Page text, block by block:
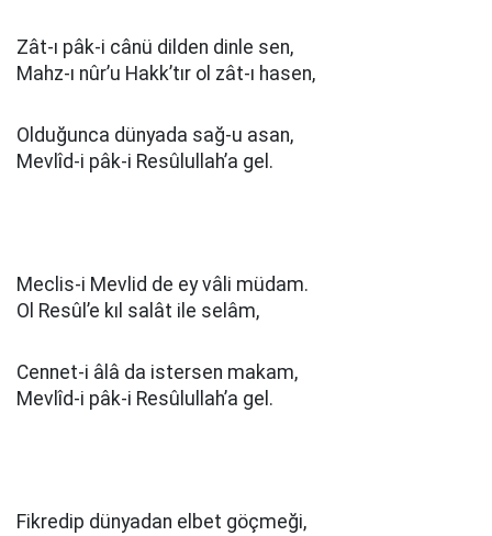
Zât-ı pâk-i cânü dilden dinle sen,
Mahz-ı nûr’u Hakk’tır ol zât-ı hasen,
Olduğunca dünyada sağ-u asan,
Mevlîd-i pâk-i Resûlullah’a gel.
Meclis-i Mevlid de ey vâli müdam.
Ol Resûl’e kıl salât ile selâm,
Cennet-i âlâ da istersen makam,
Mevlîd-i pâk-i Resûlullah’a gel.
Fikredip dünyadan elbet göçmeği,